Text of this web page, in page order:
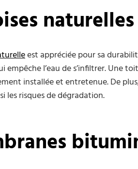
naturelles
est appréciée pour sa
empêche l’eau de s’infiltrer. Une
installée et entretenue. De
les risques de dégradation.